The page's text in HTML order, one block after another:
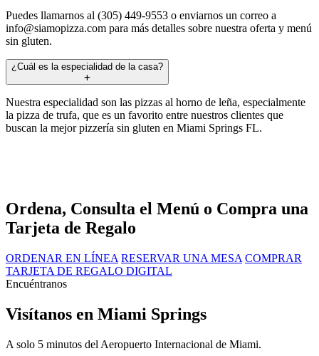
Puedes llamarnos al (305) 449-9553 o enviarnos un correo a
info@siamopizza.com para más detalles sobre nuestra oferta y menú
sin gluten.
¿Cuál es la especialidad de la casa?
Nuestra especialidad son las pizzas al horno de leña, especialmente
la pizza de trufa, que es un favorito entre nuestros clientes que
buscan la mejor pizzería sin gluten en Miami Springs FL.
Ordena, Consulta el Menú o Compra una
Tarjeta de Regalo
ORDENAR EN LÍNEA RESERVAR UNA MESA COMPRAR
TARJETA DE REGALO DIGITAL
Encuéntranos
Visítanos en Miami Springs
A solo 5 minutos del Aeropuerto Internacional de Miami.